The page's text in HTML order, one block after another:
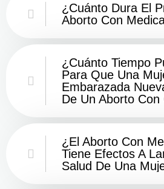
¿Cuánto Dura El
Aborto Con
¿Cuánto Tiempo
Para Que Una
Embarazada
De Un Aborto Con
¿El Aborto Con
Tiene Efectos A
Salud De Una